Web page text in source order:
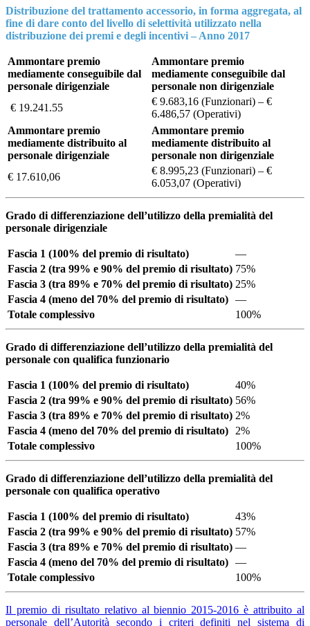
Distribuzione del trattamento accessorio, in forma aggregata, al
fine di dare conto del livello di selettività utilizzato nella
distribuzione dei premi e degli incentivi – Anno 2017
Ammontare premio
mediamente conseguibile dal
personale dirigenziale
Ammontare premio
mediamente conseguibile dal
personale non dirigenziale
€ 19.241.55
€ 9.683,16 (Funzionari) – €
6.486,57 (Operativi)
Ammontare premio
mediamente distribuito al
personale dirigenziale
Ammontare premio
mediamente distribuito al
personale non dirigenziale
€ 17.610,06
€ 8.995,23 (Funzionari) – €
6.053,07 (Operativi)
Grado di differenziazione dell’utilizzo della premialità del
personale dirigenziale
Fascia 1 (100% del premio di risultato)
—
Fascia 2 (tra 99% e 90% del premio di risultato) 75%
Fascia 3 (tra 89% e 70% del premio di risultato) 25%
Fascia 4 (meno del 70% del premio di risultato) —
Totale complessivo
100%
Grado di differenziazione dell’utilizzo della premialità del
personale con qualifica funzionario
Fascia 1 (100% del premio di risultato)
40%
Fascia 2 (tra 99% e 90% del premio di risultato) 56%
Fascia 3 (tra 89% e 70% del premio di risultato) 2%
Fascia 4 (meno del 70% del premio di risultato)
2%
Totale complessivo
100%
Grado di differenziazione dell’utilizzo della premialità del
personale con qualifica operativo
Fascia 1 (100% del premio di risultato)
43%
Fascia 2 (tra 99% e 90% del premio di risultato) 57%
Fascia 3 (tra 89% e 70% del premio di risultato) —
Fascia 4 (meno del 70% del premio di risultato) —
Totale complessivo
100%
Il premio di risultato relativo al biennio 2015-2016 è attribuito al
personale dell’Autorità secondo i criteri definiti nel sistema di